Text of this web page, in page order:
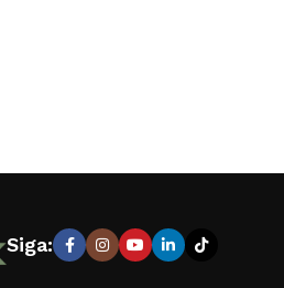
bolsões de perna, jet loaders,
que oferecem praticidade e
Siga: